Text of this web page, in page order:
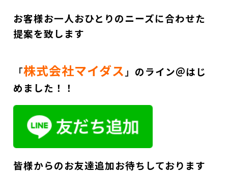
お客様お一人おひとりのニーズに合わせた
提案を致します
「株式会社マイダス 」 のライン＠はじ
めました！！
皆様からのお友達追加お待ちしております